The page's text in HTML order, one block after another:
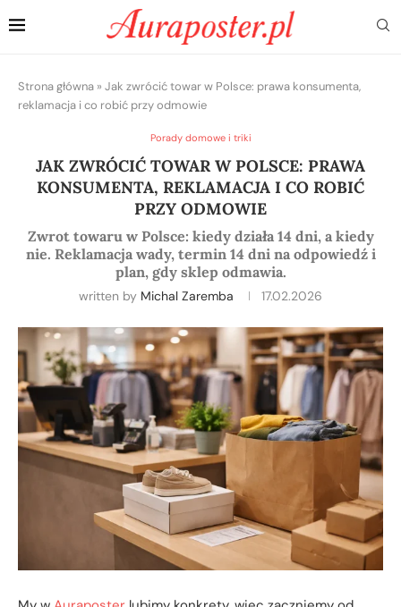
Strona główna » Jak zwrócić towar w Polsce: prawa konsumenta,
reklamacja i co robić przy odmowie
Porady domowe i triki
JAK ZWRÓCIĆ TOWAR W POLSCE: PRAWA
KONSUMENTA, REKLAMACJA I CO ROBIĆ
PRZY ODMOWIE
Zwrot towaru w Polsce: kiedy działa 14 dni, a kiedy
nie. Reklamacja wady, termin 14 dni na odpowiedź i
plan, gdy sklep odmawia.
written by Michal Zaremba 17.02.2026